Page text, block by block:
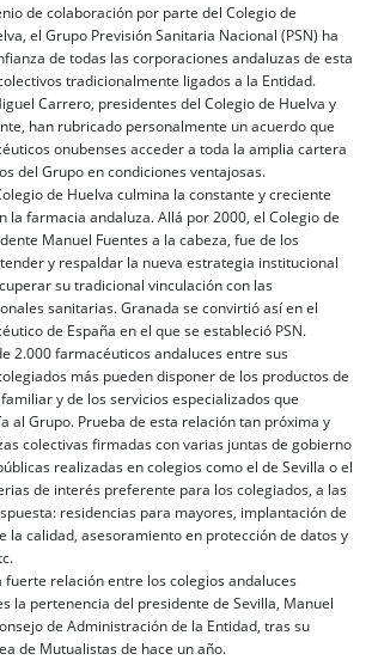
de colaboración por parte del Colegio de
el Grupo Previsión Sanitaria Nacional (PSN) ha
de todas las corporaciones andaluzas de esta
tradicionalmente ligados a la Entidad.
Carrero, presidentes del Colegio de Huelva y
han rubricado personalmente un acuerdo que
onubenses acceder a toda la amplia cartera
del Grupo en condiciones ventajosas.
de Huelva culmina la constante y creciente
la farmacia andaluza. Allá por 2000, el Colegio de
Manuel Fuentes a la cabeza, fue de los
y respaldar la nueva estrategia institucional
su tradicional vinculación con las
sanitarias. Granada se convirtió así en el
de España en el que se estableció PSN.
2.000 farmacéuticos andaluces entre sus
más pueden disponer de los productos de
y de los servicios especializados que
al Grupo. Prueba de esta relación tan próxima y
colectivas firmadas con varias juntas de gobierno
realizadas en colegios como el de Sevilla o el
de interés preferente para los colegiados, a las
residencias para mayores, implantación de
la calidad, asesoramiento en protección de datos y
fuerte relación entre los colegios andaluces
la pertenencia del presidente de Sevilla, Manuel
de Administración de la Entidad, tras su
de Mutualistas de hace un año.